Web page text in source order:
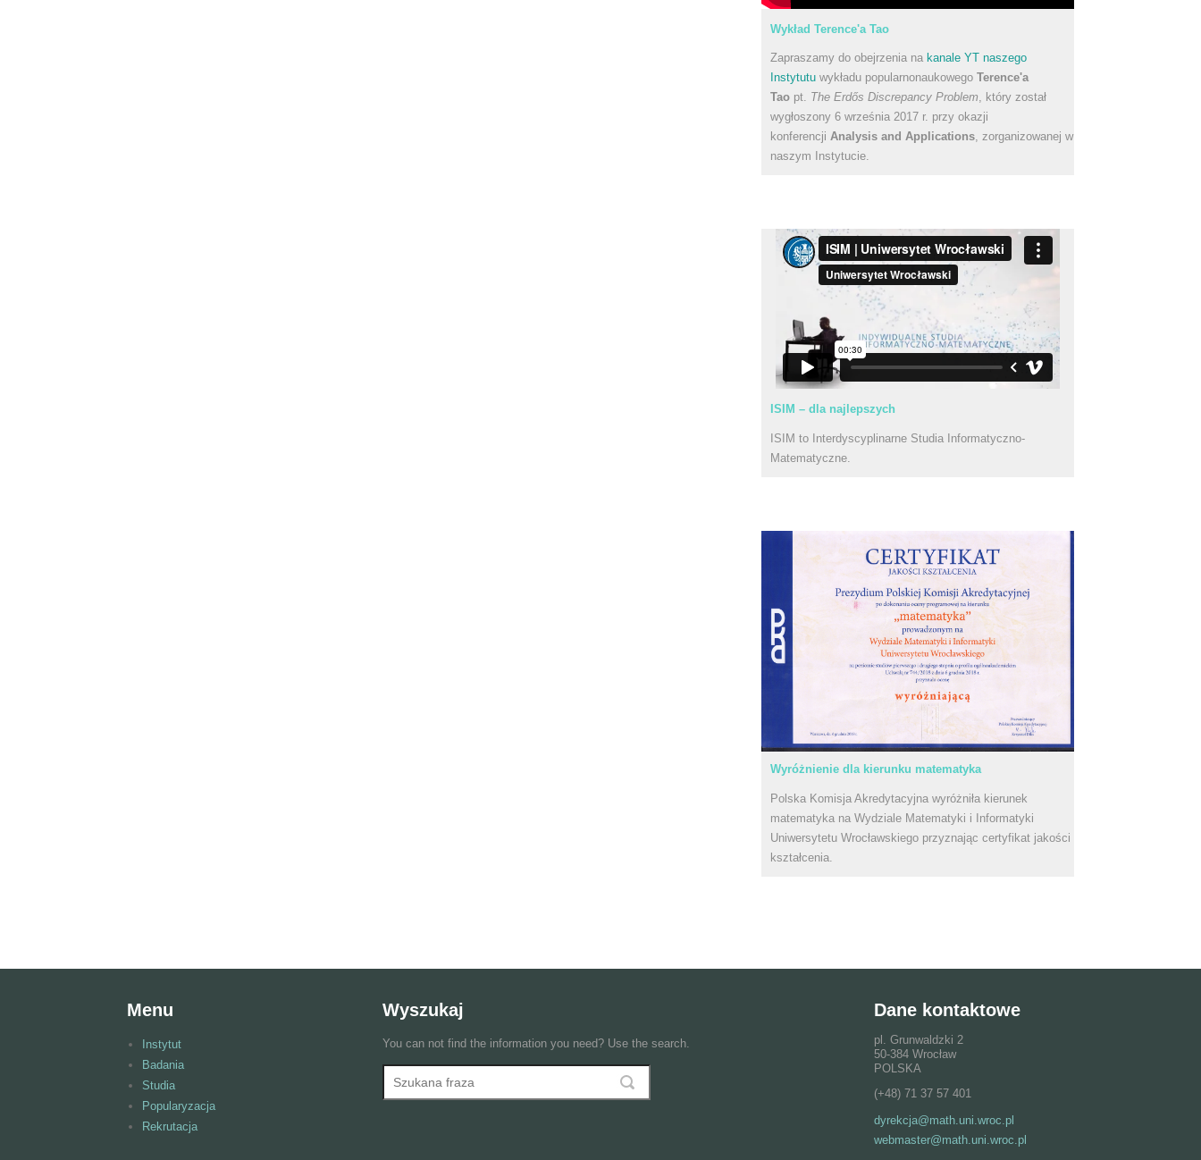
Wykład Terence'a Tao
Zapraszamy do obejrzenia na kanale YT naszego
Instytutu wykładu popularnonaukowego Terence'a
Tao pt. The Erdős Discrepancy Problem , który został
wygłoszony 6 września 2017 r. przy okazji
konferencji Analysis and Applications , zorganizowanej w
naszym Instytucie.
ISIM – dla najlepszych
ISIM to Interdyscyplinarne Studia Informatyczno-
Matematyczne.
Wyróżnienie dla kierunku matematyka
Polska Komisja Akredytacyjna wyróżniła kierunek
matematyka na Wydziale Matematyki i Informatyki
Uniwersytetu Wrocławskiego przyznając certyfikat jakości
kształcenia.
Menu
Instytut
Badania
Studia
Popularyzacja
Rekrutacja
Wyszukaj
You can not find the information you need? Use the search.
Formularz wyszukiwania
Wyszukaj
Dane kontaktowe
pl. Grunwaldzki 2
50-384 Wrocław
POLSKA
(+48) 71 37 57 401
dyrekcja@math.uni.wroc.pl
webmaster@math.uni.wroc.pl